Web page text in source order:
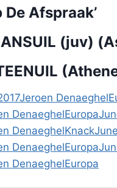
Afspraak’
(juv)
Jeroen Denaeghel
DenaeghelEuropa
DenaeghelKnack
DenaeghelEuropa
DenaeghelEuropa